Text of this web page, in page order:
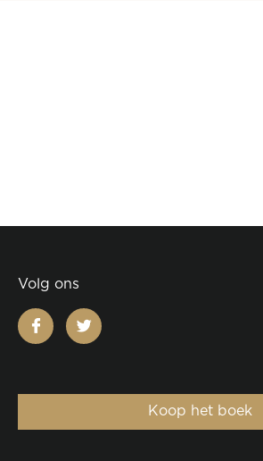
Volg ons
facebooktwitter
Koop het boek